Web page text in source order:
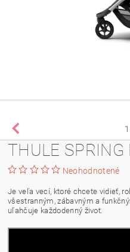
1
THULE SPRING
Neohodnotené
Je veľa vecí, ktoré chcete vidieť,
všestranným, zábavným a
uľahčuje každodenný život.